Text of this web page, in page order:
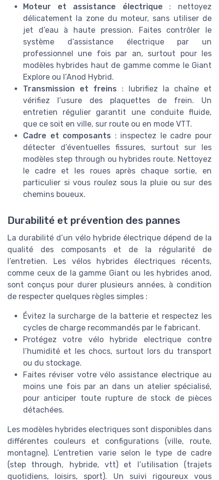
Moteur et assistance électrique : nettoyez
délicatement la zone du moteur, sans utiliser de
jet d’eau à haute pression. Faites contrôler le
système d’assistance électrique par un
professionnel une fois par an, surtout pour les
modèles hybrides haut de gamme comme le Giant
Explore ou l’Anod Hybrid.
Transmission et freins : lubrifiez la chaîne et
vérifiez l’usure des plaquettes de frein. Un
entretien régulier garantit une conduite fluide,
que ce soit en ville, sur route ou en mode VTT.
Cadre et composants : inspectez le cadre pour
détecter d’éventuelles fissures, surtout sur les
modèles step through ou hybrides route. Nettoyez
le cadre et les roues après chaque sortie, en
particulier si vous roulez sous la pluie ou sur des
chemins boueux.
Durabilité et prévention des pannes
La durabilité d’un vélo hybride électrique dépend de la
qualité des composants et de la régularité de
l’entretien. Les vélos hybrides électriques récents,
comme ceux de la gamme Giant ou les hybrides anod,
sont conçus pour durer plusieurs années, à condition
de respecter quelques règles simples :
Évitez la surcharge de la batterie et respectez les
cycles de charge recommandés par le fabricant.
Protégez votre vélo hybride electrique contre
l’humidité et les chocs, surtout lors du transport
ou du stockage.
Faites réviser votre vélo assistance electrique au
moins une fois par an dans un atelier spécialisé,
pour anticiper toute rupture de stock de pièces
détachées.
Les modèles hybrides electriques sont disponibles dans
différentes couleurs et configurations (ville, route,
montagne). L’entretien varie selon le type de cadre
(step through, hybride, vtt) et l’utilisation (trajets
quotidiens, loisirs, sport). Un suivi rigoureux vous